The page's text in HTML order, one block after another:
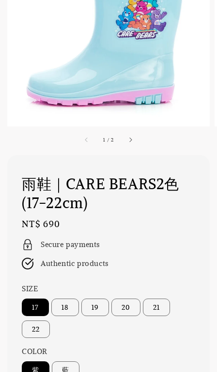
1 /2
雨鞋｜CARE BEARS2色
(17-22cm)
Regular
price
NT$ 690
Secure payments
Authentic products
SIZE
17 18 19 20 21
22
COLOR
紫 藍